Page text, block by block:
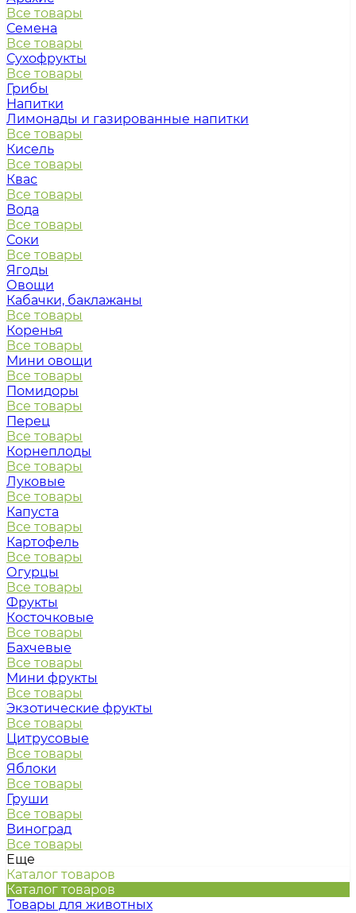
Все товары
Семена
Все товары
Сухофрукты
Все товары
Грибы
Напитки
Лимонады и газированные напитки
Все товары
Кисель
Все товары
Квас
Все товары
Вода
Все товары
Соки
Все товары
Ягоды
Овощи
Кабачки, баклажаны
Все товары
Коренья
Все товары
Мини овощи
Все товары
Помидоры
Все товары
Перец
Все товары
Корнеплоды
Все товары
Луковые
Все товары
Капуста
Все товары
Картофель
Все товары
Огурцы
Все товары
Фрукты
Косточковые
Все товары
Бахчевые
Все товары
Мини фрукты
Все товары
Экзотические фрукты
Все товары
Цитрусовые
Все товары
Яблоки
Все товары
Груши
Все товары
Виноград
Все товары
Еще
Каталог товаров
Каталог товаров
Товары для животных